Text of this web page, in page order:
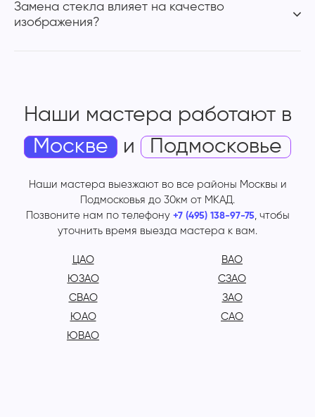
Замена стекла влияет на качество
изображения?
Наши мастера работают в
Москве
и Подмосковье
Наши мастера выезжают во все районы Москвы и
Подмосковья до 30км от МКАД.
Позвоните нам по телефону +7 (495) 138-97-75, чтобы
уточнить время выезда мастера к вам.
ЦАО
ЮЗАО
СВАО
ЮАО
ЮВАО
ВАО
СЗАО
ЗАО
САО